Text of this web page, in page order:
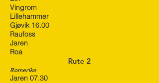
Vingrom
Lillehammer
Gjøvik 16.00
Raufoss
Jaren
Roa
Rute 2
Romerike
Jaren 07.30